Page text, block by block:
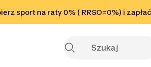
stopki
sport na raty 0% ( RRSO=0%) i